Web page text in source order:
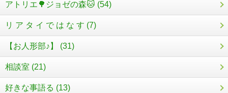
アトリエ🌳ジョゼの森🐱 (54)
リ ア タ イ で は な す (7)
【お人形部♪】 (31)
相談室 (21)
好きな事語る (13)